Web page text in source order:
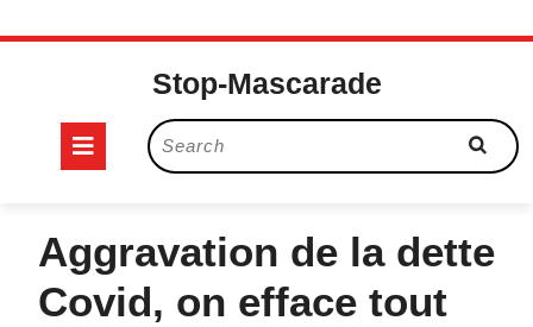
Skip
Stop-Mascarade
Open
Search
for:
Aggravation de la dette
Covid, on efface tout